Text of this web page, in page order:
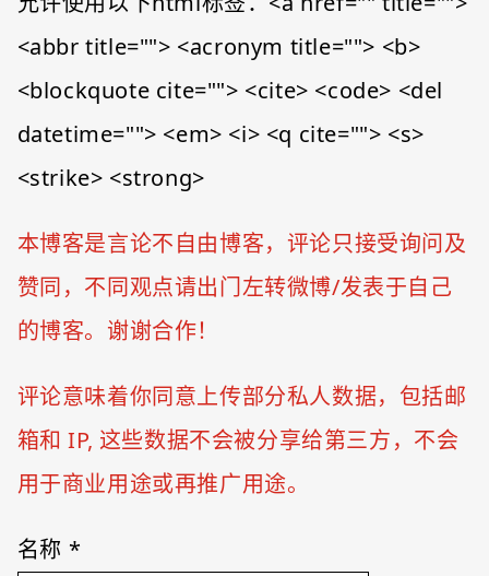
<abbr title=""> <acronym title=""> <b>
<blockquote cite=""> <cite> <code> <del
datetime=""> <em> <i> <q cite=""> <s>
<strike> <strong>
本博客是言论不自由博客，评论只接受询问及
赞同，不同观点请出门左转微博/发表于自己
的博客。谢谢合作！
评论意味着你同意上传部分私人数据，包括邮
箱和 IP, 这些数据不会被分享给第三方，不会
用于商业用途或再推广用途。
名称 *